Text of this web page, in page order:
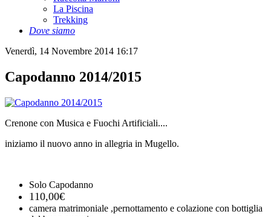
La Piscina
Trekking
Dove siamo
Venerdì, 14 Novembre 2014 16:17
Capodanno 2014/2015
Crenone con Musica e Fuochi Artificiali....
iniziamo il nuovo anno in allegria in Mugello.
Solo Capodanno
110,00€
camera matrimoniale ,pernottamento e colazione con bottiglia